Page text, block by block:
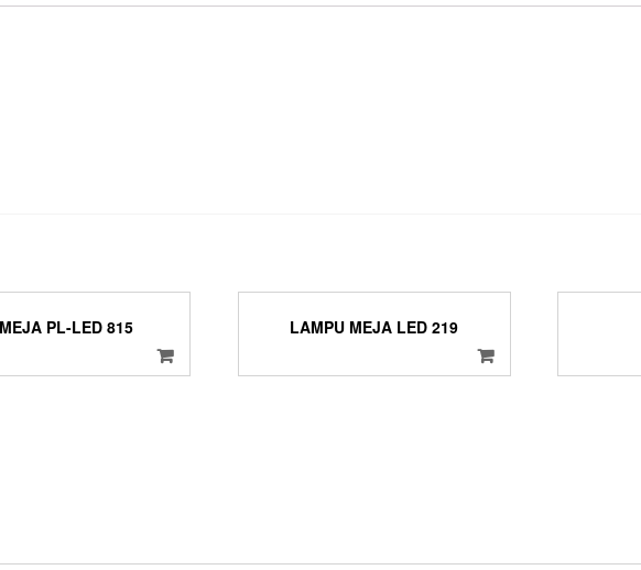
PL-LED 815 LAMPU MEJA LED 219